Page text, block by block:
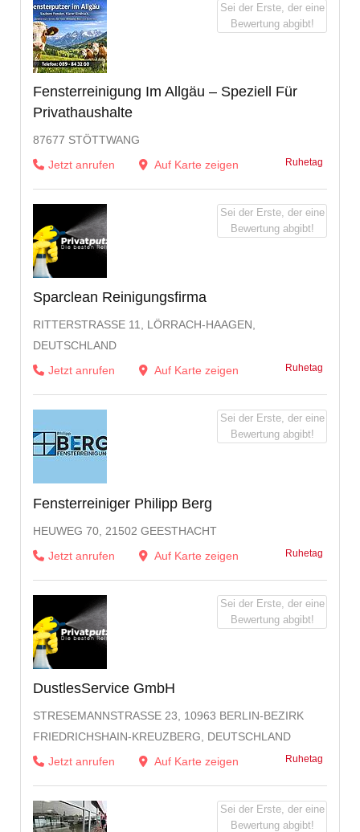
Fensterreinigung Im Allgäu – Speziell Für
Privathaushalte
87677 STÖTTWANG
Jetzt anrufen
Auf Karte zeigen Ruhetag
Sei der Erste, der eine
Bewertung abgibt!
Sparclean Reinigungsfirma
RITTERSTRASSE 11, LÖRRACH-HAAGEN, D
EUTSCHLAND
Jetzt anrufen
Auf Karte zeigen Ruhetag
Sei der Erste, der eine
Bewertung abgibt!
Fensterreiniger Philipp Berg
HEUWEG 70, 21502 GEESTHACHT
Jetzt anrufen
Auf Karte zeigen Ruhetag
Sei der Erste, der eine
Bewertung abgibt!
DustlesService GmbH
STRESEMANNSTRASSE 23, 10963 BERLIN-BEZIRK F
RIEDRICHSHAIN-KREUZBERG, DEUTSCHLAND
Jetzt anrufen
Auf Karte zeigen Ruhetag
Sei der Erste, der eine
Bewertung abgibt!
Sei der Erste, der eine
Bewertung abgibt!